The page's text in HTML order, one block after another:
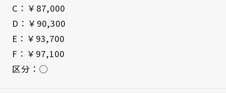
C：￥87,000
D：￥90,300
E：￥93,700
F：￥97,100
区分：◯